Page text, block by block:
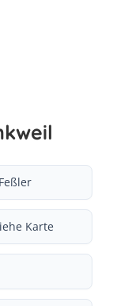
Karte